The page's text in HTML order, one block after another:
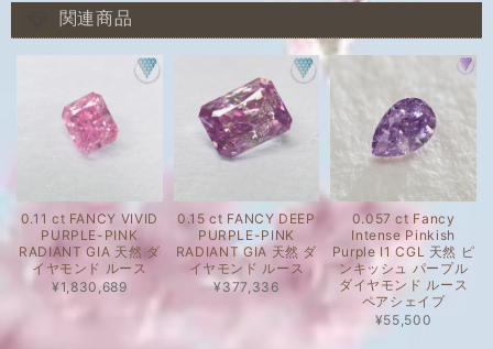
関連商品
0.11 ct FANCY VIVID
PURPLE-PINK
RADIANT GIA 天然 ダ
イヤモンド ルース
¥1,830,689
0.15 ct FANCY DEEP
PURPLE-PINK
RADIANT GIA 天然 ダ
イヤモンド ルース
¥377,336
0.057 ct Fancy
Intense Pinkish
Purple I1 CGL 天然 ピ
ンキッシュ パープル
ダイヤモンド ルース
ペアシェイプ
¥55,500